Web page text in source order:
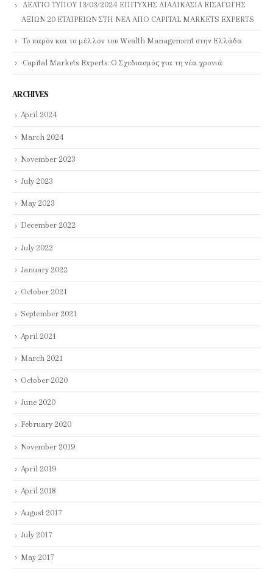
ΔΕΛΤΙΟ ΤΥΠΟΥ 13/03/2024 ΕΠΙΤΥΧΗΣ ΔΙΑΔΙΚΑΣΙΑ ΕΙΣΑΓΩΓΗΣ
ΑΞΙΩΝ 20 ΕΤΑΙΡΕΙΩΝ ΣΤΗ ΝΕΑ ΑΠΟ CAPITAL MARKETS EXPERTS
Το παρόν και το μέλλον του Wealth Management στην Ελλάδα
Capital Markets Experts: Ο Σχεδιασμός για τη νέα χρονιά
ARCHIVES
April 2024
March 2024
November 2023
July 2023
May 2023
December 2022
July 2022
January 2022
October 2021
September 2021
April 2021
March 2021
October 2020
June 2020
February 2020
November 2019
April 2019
April 2018
August 2017
July 2017
May 2017